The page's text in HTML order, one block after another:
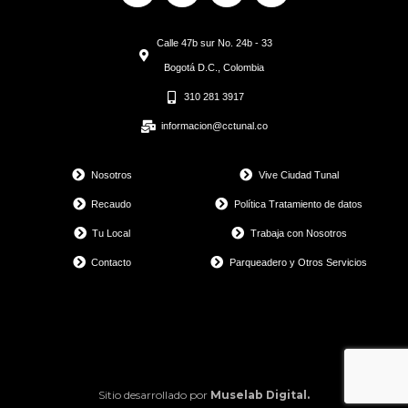
b
t
a
g
r
a
m
o
k
k
e
Calle 47b sur No. 24b - 33
Bogotá D.C., Colombia
310 281 3917
informacion@cctunal.co
Nosotros
Recaudo
Tu Local
Contacto
Vive Ciudad Tunal
Política Tratamiento de datos
Trabaja con Nosotros
Parqueadero y Otros Servicios
Sitio desarrollado por Muselab Digital.